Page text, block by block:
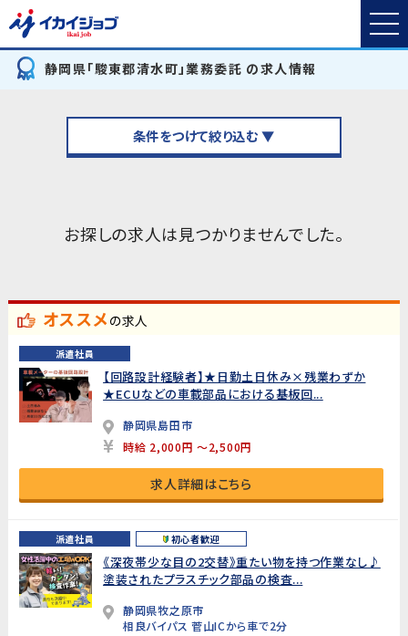
静岡県「駿東郡清水町」業務委託 の求人情報
条件をつけて絞り込む ▼
お探しの求人は見つかりませんでした。
オススメの求人
派遣社員
【回路設計経験者】★日勤土日休み×残業わずか
★ECUなどの車載部品における基板回...
静岡県島田市
時給 2,000円 ～2,500円
求人詳細はこちら
派遣社員 初心者歓迎
《深夜帯少な目の2交替》重たい物を持つ作業なし♪
塗装されたプラスチック部品の検査...
静岡県牧之原市
相良バイパス 菅山ICから車で2分